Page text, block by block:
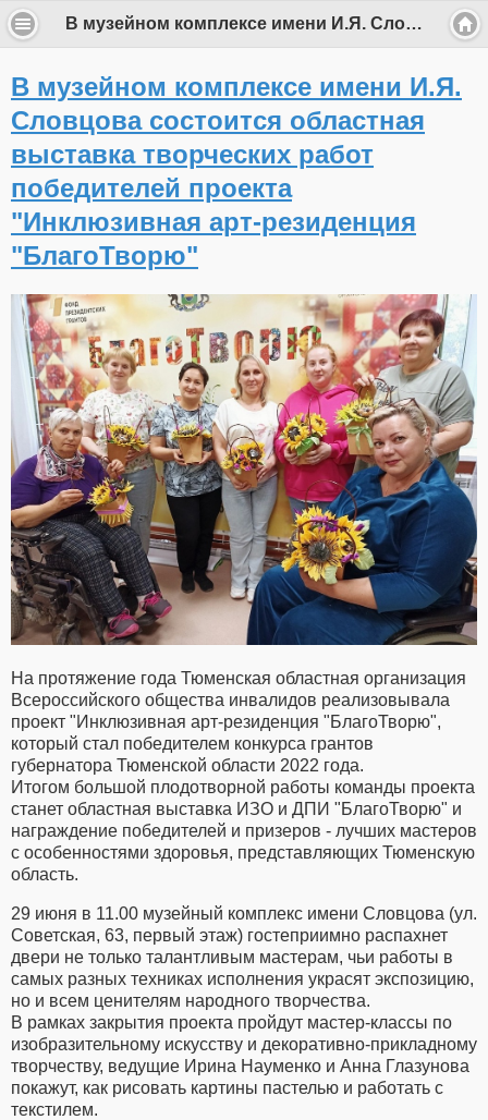
В музейном комплексе имени И.Я. Словцова состоится областная выставка творческих работ победителей проекта "Инклюзивная арт-резиденция "БлагоТворю"
В музейном комплексе имени И.Я.
Словцова состоится областная
выставка творческих работ
победителей проекта
"Инклюзивная арт-резиденция
"БлагоТворю"
На протяжение года Тюменская областная организация
Всероссийского общества инвалидов реализовывала
проект "Инклюзивная арт-резиденция "БлагоТворю",
который стал победителем конкурса грантов
губернатора Тюменской области 2022 года.
Итогом большой плодотворной работы команды проекта
станет областная выставка ИЗО и ДПИ "БлагоТворю" и
награждение победителей и призеров - лучших мастеров
с особенностями здоровья, представляющих Тюменскую
область.
29 июня в 11.00 музейный комплекс имени Словцова (ул.
Советская, 63, первый этаж) гостеприимно распахнет
двери не только талантливым мастерам, чьи работы в
самых разных техниках исполнения украсят экспозицию,
но и всем ценителям народного творчества.
В рамках закрытия проекта пройдут мастер-классы по
изобразительному искусству и декоративно-прикладному
творчеству, ведущие Ирина Науменко и Анна Глазунова
покажут, как рисовать картины пастелью и работать с
текстилем.